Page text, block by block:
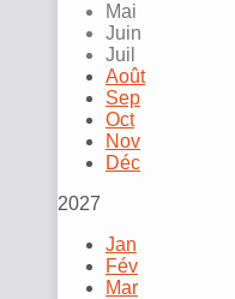
Mai
Juin
Juil
Août
Sep
Oct
Nov
Déc
2027
Jan
Fév
Mar